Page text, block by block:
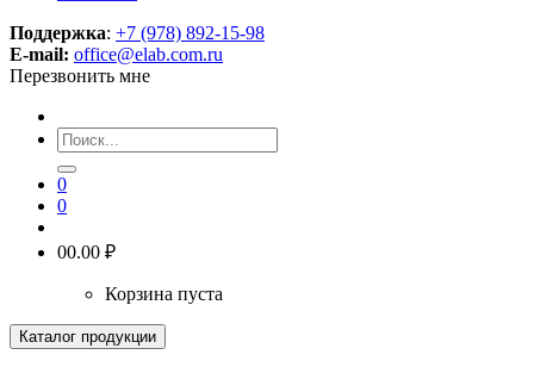
Поддержка: +7 (978) 892-15-98
E-mail: office@elab.com.ru
Перезвонить мне
0
0
00.00 ₽
Корзина пуста
Каталог продукции